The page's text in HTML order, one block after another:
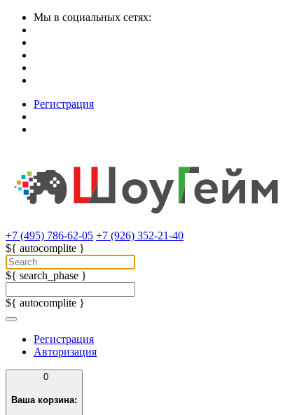
Мы в социальных сетях:
Регистрация
+7 (495) 786-62-05 +7 (926) 352-21-40
${ autocomplite }
${ search_phase }
${ autocomplite }
Регистрация
Авторизация
0
Ваша корзина: